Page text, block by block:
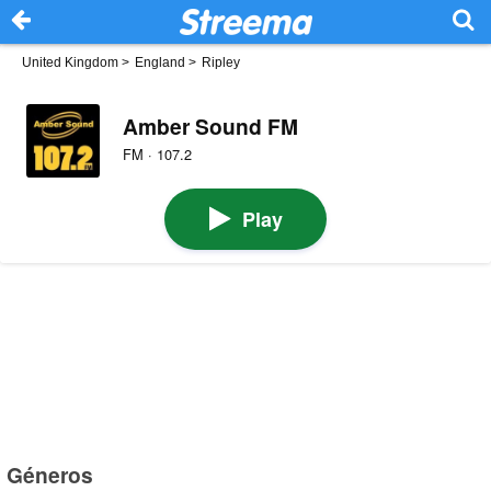
United Kingdom > England > Ripley
Amber Sound FM
FM · 107.2
Play
Géneros